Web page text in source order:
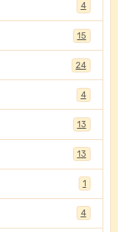
4
15
24
4
13
13
1
4